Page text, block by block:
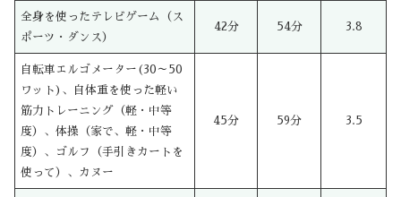
全身を使ったテレビゲーム（ス
ポーツ・ダンス）
42分 54分 3.8
自転車エルゴメーター(30～50
ワット)、自体重を使った軽い
筋力トレーニング（軽・中等
度）、体操（家で、軽・中等
度）、ゴルフ（手引きカートを
使って）、カヌー
45分 59分 3.5